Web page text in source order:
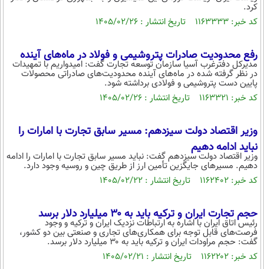
کرد.
کد خبر: ۱۱۶۳۳۳۳ تاریخ انتشار : ۱۴۰۵/۰۲/۲۶
رفع محدودیت‌ صادرات پتروشیمی و فولاد در ماه‌های آینده
مدیرکل دفترغرب آسیا سازمان توسعه تجارت گفت: امیدواریم با تمهیدات
در نظر گرفته شده در ماه‌های آینده محدودیت‌های صادراتی محصولات
پایین دست پتروشیمی و فولادی برداشته شود.
کد خبر: ۱۱۶۳۳۲۱ تاریخ انتشار : ۱۴۰۵/۰۲/۲۶
وزیر اقتصاد دولت سیزدهم: مسیر سابق تجارت با امارات را
نباید ادامه دهیم
وزیر اقتصاد دولت سیزدهم گفت: نباید مسیر سابق تجارت با امارات را ادامه
دهیم. مسیر‌های جایگزین تأمین ارز از طریق چین و روسیه وجود دارد.
کد خبر: ۱۱۶۲۴۰۲ تاریخ انتشار : ۱۴۰۵/۰۲/۲۲
حجم تجارت ایران و ترکیه باید به ۳۰ میلیارد دلار برسد
رئیس اتاق ایران با اشاره به ارتباطات نزدیک ایران و ترکیه و وجود
فرصت‌های قابل توجه برای همکاری‌های تجاری و صنعتی بین دو کشور،
گفت: حجم مراودات ایران و ترکیه باید به ۳۰ میلیارد دلار برسد.
کد خبر: ۱۱۶۲۲۰۲ تاریخ انتشار : ۱۴۰۵/۰۲/۲۱